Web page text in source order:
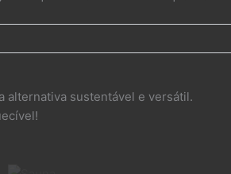
alternativa sustentável e versátil.